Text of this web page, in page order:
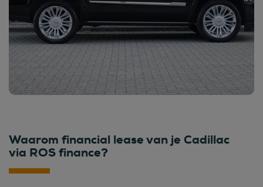
Waarom financial lease van je Cadillac
via ROS finance?